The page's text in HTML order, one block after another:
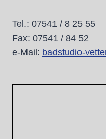
Tel.: 07541 / 8 25 55
Fax: 07541 / 84 52
e-Mail: badstudio-